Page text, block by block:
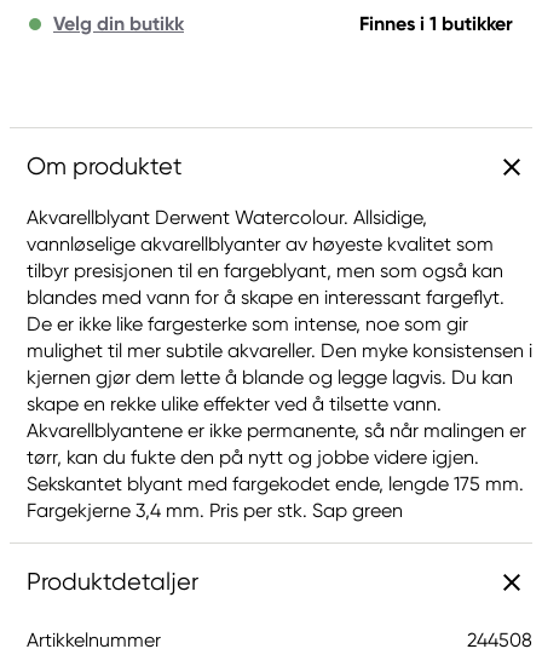
Velg din butikk Finnes i 1 butikker
Om produktet
Akvarellblyant Derwent Watercolour. Allsidige,
vannløselige akvarellblyanter av høyeste kvalitet som
tilbyr presisjonen til en fargeblyant, men som også kan
blandes med vann for å skape en interessant fargeflyt.
De er ikke like fargesterke som intense, noe som gir
mulighet til mer subtile akvareller. Den myke konsistensen i
kjernen gjør dem lette å blande og legge lagvis. Du kan
skape en rekke ulike effekter ved å tilsette vann.
Akvarellblyantene er ikke permanente, så når malingen er
tørr, kan du fukte den på nytt og jobbe videre igjen.
Sekskantet blyant med fargekodet ende, lengde 175 mm.
Fargekjerne 3,4 mm. Pris per stk. Sap green
Produktdetaljer
Artikkelnummer 244508